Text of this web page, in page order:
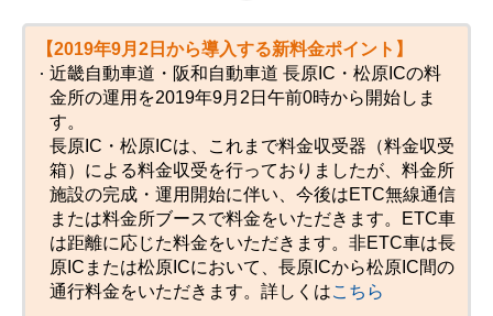
【2019年9月2日から導入する新料金ポイント】
近畿自動車道・阪和自動車道 長原IC・松原ICの料
金所の運用を2019年9月2日午前0時から開始しま
す。
長原IC・松原ICは、これまで料金収受器（料金収受
箱）による料金収受を行っておりましたが、料金所
施設の完成・運用開始に伴い、今後はETC無線通信
または料金所ブースで料金をいただきます。ETC車
は距離に応じた料金をいただきます。非ETC車は長
原ICまたは松原ICにおいて、長原ICから松原IC間の
通行料金をいただきます。詳しくはこちら